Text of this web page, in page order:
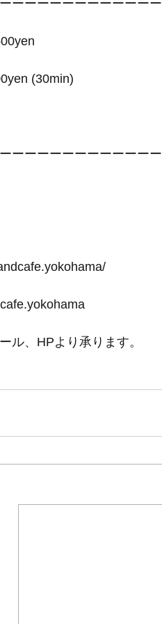
ーーーーーーーーーーーー
(30min)
ーーーーーーーーーーーー
ル、HPより承ります。